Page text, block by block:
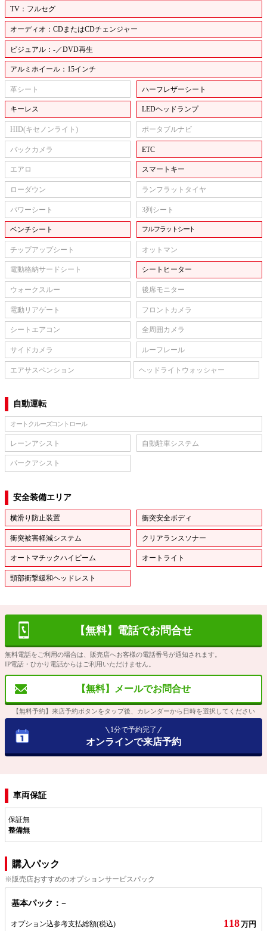
TV：フルセグ
オーディオ：CDまたはCDチェンジャー
ビジュアル：-／DVD再生
アルミホイール：15インチ
革シート ハーフレザーシート
キーレス LEDヘッドランプ
HID(キセノンライト) ポータブルナビ
バックカメラ ETC
エアロ スマートキー
ローダウン ランフラットタイヤ
パワーシート 3列シート
ベンチシート フルフラットシート
チップアップシート オットマン
電動格納サードシート シートヒーター
ウォークスルー 後席モニター
電動リアゲート フロントカメラ
シートエアコン 全周囲カメラ
サイドカメラ ルーフレール
エアサスペンション ヘッドライトウォッシャー
自動運転
オートクルーズコントロール
レーンアシスト 自動駐車システム
パークアシスト
安全装備エリア
横滑り防止装置 衝突安全ボディ
衝突被害軽減システム クリアランスソナー
オートマチックハイビーム オートライト
頸部衝撃緩和ヘッドレスト
【無料】電話でお問合せ
無料電話をご利用の場合は、販売店へお客様の電話番号が通知されます。
IP電話・ひかり電話からはご利用いただけません。
【無料】メールでお問合せ
【無料予約】来店予約ボタンをタップ後、カレンダーから日時を選択してください
1分で予約完了
オンラインで来店予約
車両保証
保証無
整備無
購入パック
※販売店おすすめのオプションサービスパック
基本パック：−
オプション込参考支払総額(税込) 118万円